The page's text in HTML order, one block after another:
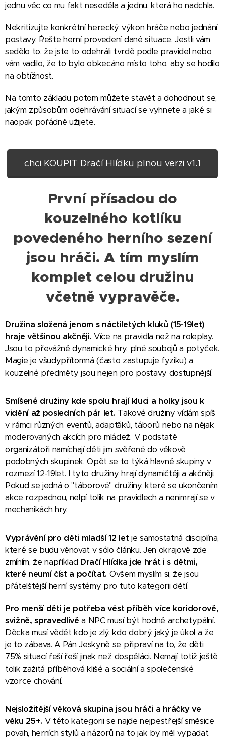
jednu věc co mu fakt neseděla a jednu, která ho nadchla.
Nekritizujte konkrétní herecký výkon hráče nebo jednání
postavy. Řešte herní provedení dané situace. Jestli vám
sedělo to, že jste to odehráli tvrdě podle pravidel nebo
vám vadilo, že to bylo obkecáno místo toho, aby se hodilo
na obtížnost.
Na tomto základu potom můžete stavět a dohodnout se,
jakým způsobům odehrávání situací se vyhnete a jaké si
naopak pořádně užijete.
chci KOUPIT Dračí Hlídku plnou verzi v1.1
První přísadou do
kouzelného kotlíku
povedeného herního sezení
jsou hráči. A tím myslím
komplet celou družinu
včetně vypravěče.
Družina složená jenom s náctiletých kluků (15-19let)
hraje většinou akčněji. Více na pravidla než na roleplay.
Jsou to převážně dynamické hry, plné soubojů a potyček.
Magie je všudypřítomná (často zastupuje fyziku) a
kouzelné předměty jsou nejen pro postavy dostupnější.
Smíšené družiny kde spolu hrají kluci a holky jsou k
vidění až posledních pár let. Takové družiny vídám spíš
v rámci různých eventů, adapťáků, táborů nebo na nějak
moderovaných akcích pro mládež. V podstatě
organizátoři namíchají děti jim svěřené do věkově
podobných skupinek. Opět se to týká hlavně skupiny v
rozmezí 12-19let. I tyto družiny hrají dynamičtěji a akčněji.
Pokud se jedná o "táborové" družiny, které se ukončením
akce rozpadnou, nelpí tolik na pravidlech a nenimrají se v
mechanikách hry.
Vyprávění pro děti mladší 12 letje samostatná disciplína,
které se budu věnovat v sólo článku. Jen okrajově zde
zmíním, že například Dračí Hlídka jde hrát i s dětmi,
které neumí číst a počítat. Ovšem myslím si, že jsou
přátelštější herní systémy pro tuto kategorii dětí.
Pro menší děti je potřebavést příběh více koridorově,
svižně, spravedlivě a NPC musí být hodně archetypální.
Děcka musí vědět kdo je zlý, kdo dobrý, jaký je úkol a že
je to zábava. A Pán Jeskyně se připraví na to, že děti
75% situací řeší řeší jinak než dospěláci. Nemají totiž ještě
tolik zažitá příběhová klišé a sociální a společenské
vzorce chování.
Nejsložitější věková skupina jsou hráči a hráčky ve
věku 25+. V této kategorii se najde nejpestřejší směsice
povah, herních stylů a názorů na to jak by měl vypadat